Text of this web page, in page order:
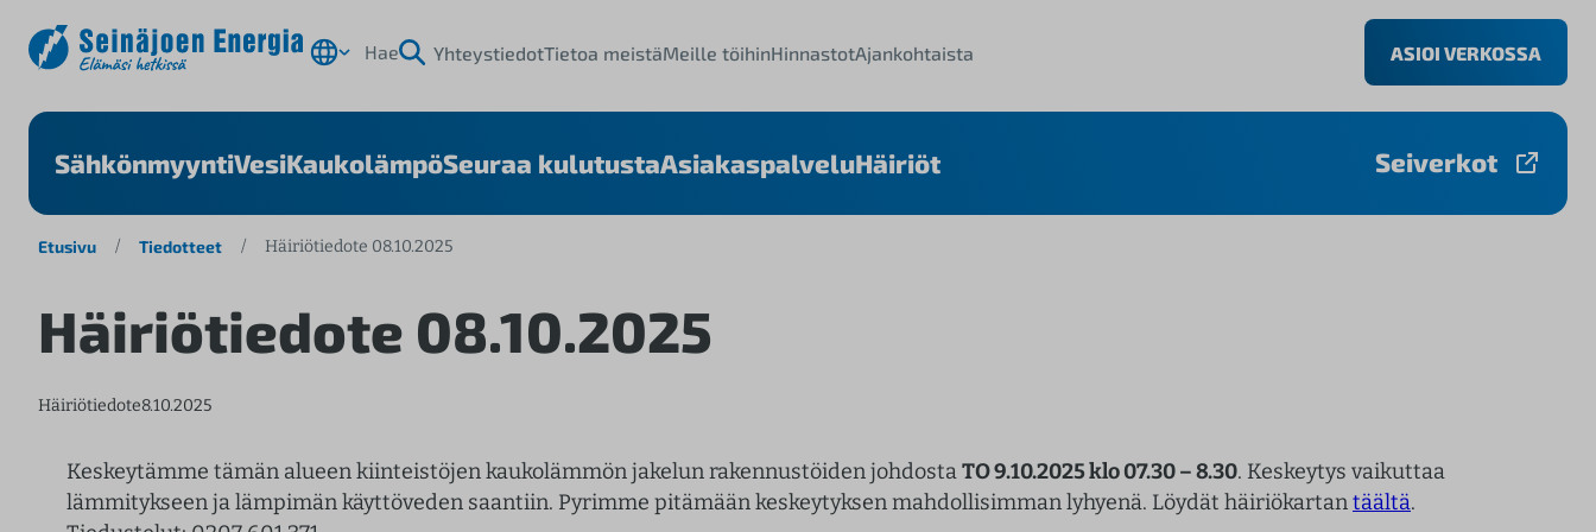
Hae YhteystiedotTietoa meistäMeille töihinHinnastotAjankohtaista ASIOI VERKOSSA
SähkönmyyntiVesiKaukolämpöSeuraa kulutustaAsiakaspalveluHäiriöt Seiverkot
Etusivu / Tiedotteet / Häiriötiedote 08.10.2025
Häiriötiedote 08.10.2025
Häiriötiedote8.10.2025
Keskeytämme tämän alueen kiinteistöjen kaukolämmön jakelun rakennustöiden johdostaTO 9.10.2025 klo 07.30 – 8.30. Keskeytys vaikuttaa
lämmitykseen ja lämpimän käyttöveden saantiin. Pyrimme pitämään keskeytyksen mahdollisimman lyhyenä. Löydät häiriökartantäältä.